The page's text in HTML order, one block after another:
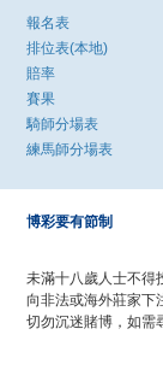
報名表
排位表(本地)
賠率
賽果
騎師分場表
練馬師分場表
博彩要有節制
未滿十八歲人士不得
向非法或海外莊家下
切勿沉迷賭博，如需